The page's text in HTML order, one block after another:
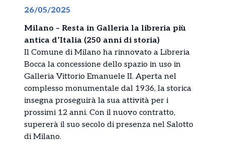
26/05/2025
Milano – Resta in Galleria la libreria più
antica d’Italia (250 anni di storia)
Il Comune di Milano ha rinnovato a Libreria
Bocca la concessione dello spazio in uso in
Galleria Vittorio Emanuele II. Aperta nel
complesso monumentale dal 1936, la storica
insegna proseguirà la sua attività per i
prossimi 12 anni. Con il nuovo contratto,
supererà il suo secolo di presenza nel Salotto
di Milano.